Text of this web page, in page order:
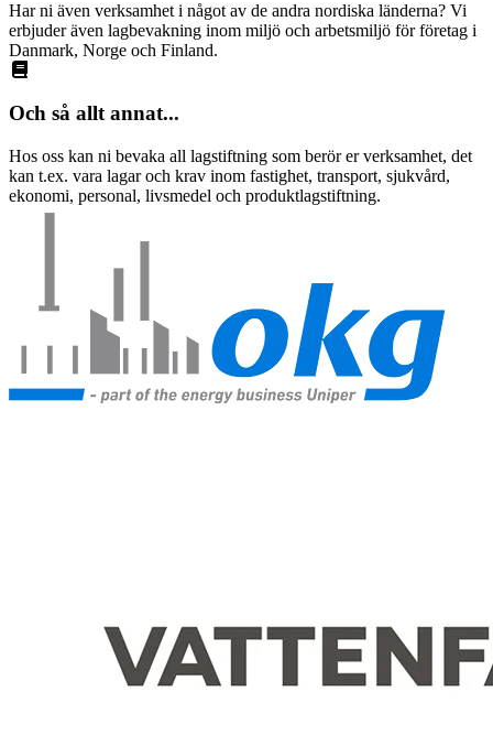
Har ni även verksamhet i något av de andra nordiska länderna? Vi
erbjuder även lagbevakning inom miljö och arbetsmiljö för företag i
Danmark, Norge och Finland.
Och så allt annat...
Hos oss kan ni bevaka all lagstiftning som berör er verksamhet, det
kan t.ex. vara lagar och krav inom fastighet, transport, sjukvård,
ekonomi, personal, livsmedel och produktlagstiftning.